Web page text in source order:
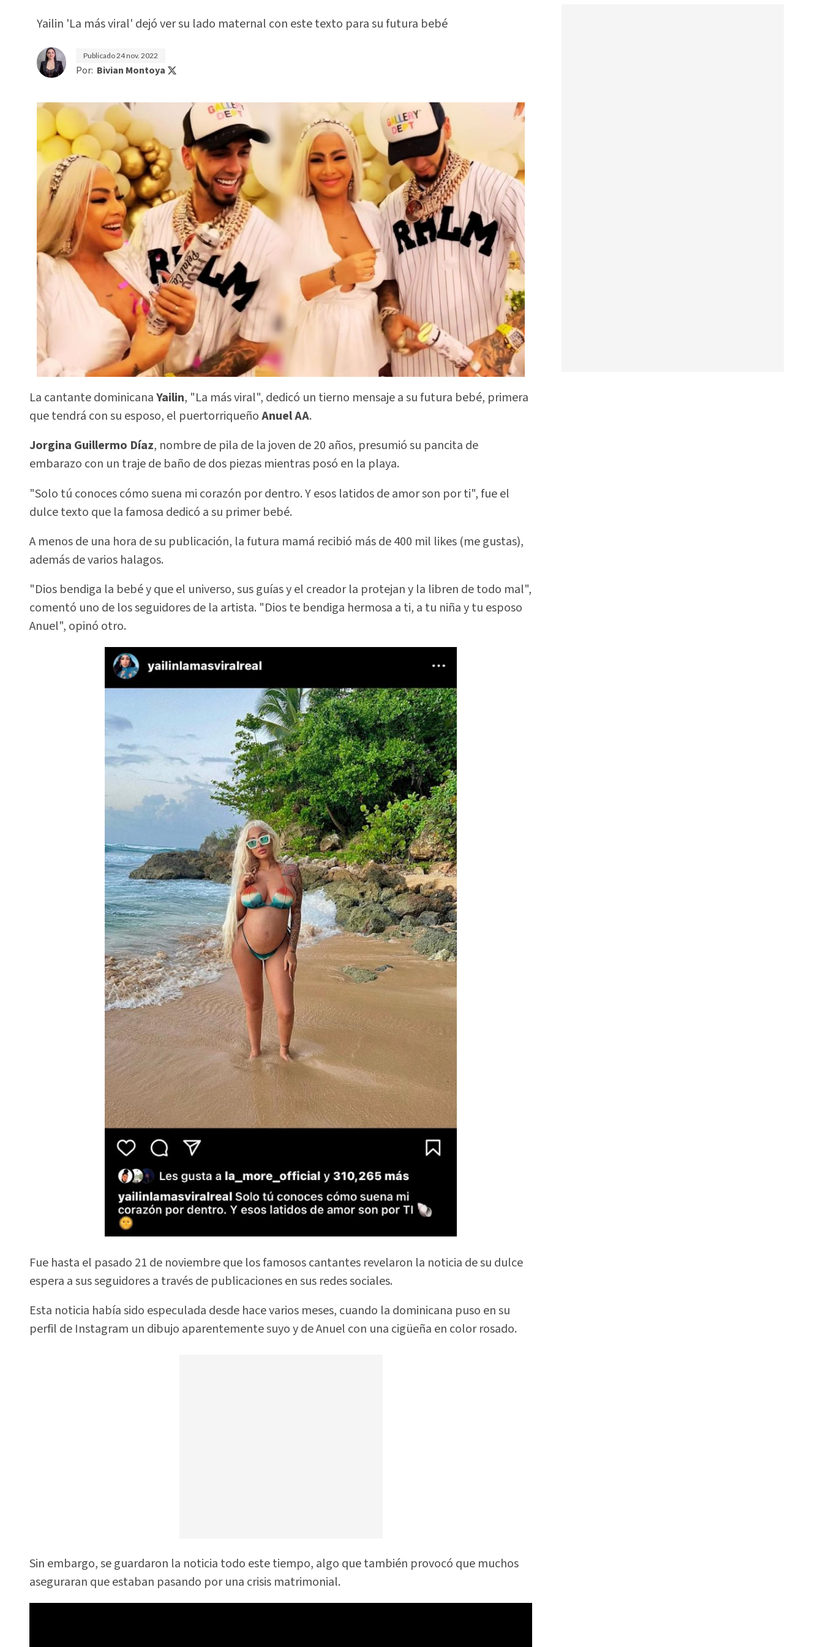
Yailin 'La más viral' dejó ver su lado maternal con este texto para su futura bebé
Publicado24 nov. 2022
Por: Bivian Montoya
La cantante dominicanaYailin, "La más viral", dedicó un tierno mensaje a su futura bebé, primera
que tendrá con su esposo, el puertorriqueñoAnuelAA.
Jorgina Guillermo Díaz, nombre de pila de la joven de 20 años, presumió su pancita de
embarazo con un traje de baño de dos piezas mientras posó en la playa.
"Solo tú conoces cómo suena mi corazón por dentro. Y esos latidos de amor son por ti", fue el
dulce texto que la famosa dedicó a su primer bebé.
A menos de una hora de su publicación, la futura mamá recibió más de 400 mil likes (me gustas),
además de varios halagos.
"Dios bendiga la bebé y que el universo, sus guías y el creador la protejan y la libren de todo mal",
comentó uno de los seguidores de la artista. "Dios te bendiga hermosa a ti, a tu niña y tu esposo
Anuel", opinó otro.
Fue hasta el pasado 21 de noviembre que los famosos cantantes revelaron la noticia de su dulce
espera a sus seguidores a través de publicaciones en sus redes sociales.
Esta noticia había sido especulada desde hace varios meses, cuando la dominicana puso en su
perfil de Instagram un dibujo aparentemente suyo y de Anuel con una cigüeña en color rosado.
Sin embargo, se guardaron la noticia todo este tiempo, algo que también provocó que muchos
aseguraran que estaban pasando por una crisis matrimonial.